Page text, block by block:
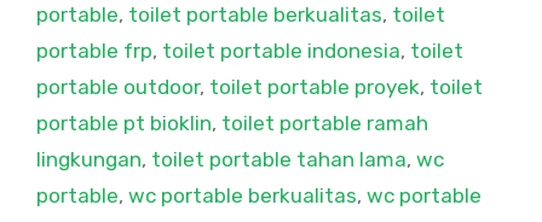
portable, toilet portable berkualitas, toilet
portable frp, toilet portable indonesia, toilet
portable outdoor, toilet portable proyek, toilet
portable pt bioklin, toilet portable ramah
lingkungan, toilet portable tahan lama, wc
portable, wc portable berkualitas, wc portable